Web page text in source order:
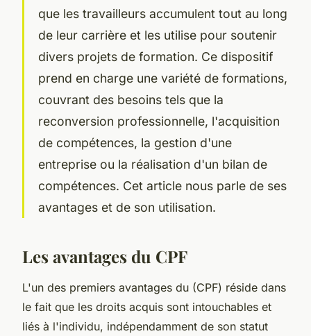
que les travailleurs accumulent tout au long
de leur carrière et les utilise pour soutenir
divers projets de formation. Ce dispositif
prend en charge une variété de formations,
couvrant des besoins tels que la
reconversion professionnelle, l'acquisition
de compétences, la gestion d'une
entreprise ou la réalisation d'un bilan de
compétences. Cet article nous parle de ses
avantages et de son utilisation.
Les avantages du CPF
L'un des premiers avantages du (CPF) réside dans
le fait que les droits acquis sont intouchables et
liés à l'individu, indépendamment de son statut